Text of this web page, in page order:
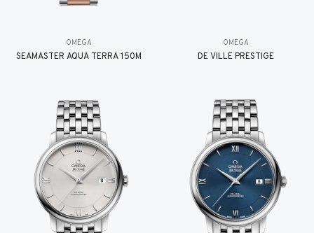
OMEGA
SEAMASTER AQUA TERRA 150M
OMEGA
DE VILLE PRESTIGE